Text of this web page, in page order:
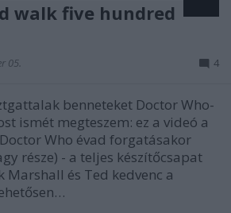
walk five hundred
05. 4
benneteket Doctor Who-
ismét megteszem: ez a videó a
Who évad forgatásakor
része) - a teljes készítőcsapat
és Ted kedvenc a